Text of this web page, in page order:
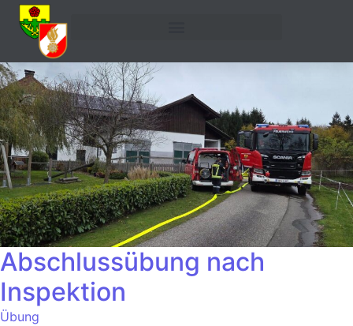
Abschlussübung nach
Inspektion
Übung